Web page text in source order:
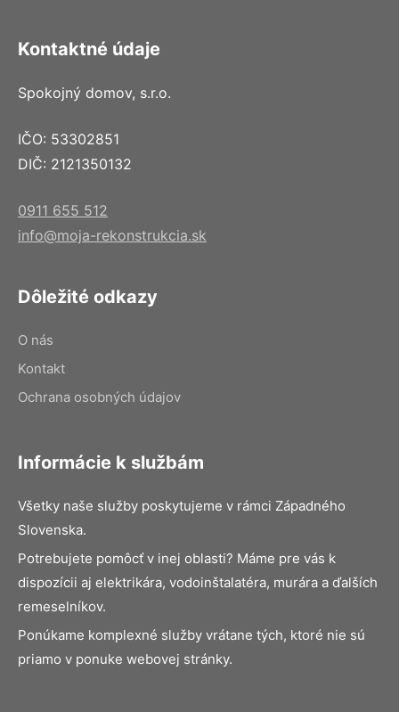
Kontaktné údaje
Spokojný domov, s.r.o.
IČO: 53302851
DIČ: 2121350132
0911 655 512
info@moja-rekonstrukcia.sk
Dôležité odkazy
O nás
Kontakt
Ochrana osobných údajov
Informácie k službám
Všetky naše služby poskytujeme v rámci Západného
Slovenska.
Potrebujete pomôcť v inej oblasti? Máme pre vás k
dispozícii aj elektrikára, vodoinštalatéra, murára a ďalších
remeselníkov.
Ponúkame komplexné služby vrátane tých, ktoré nie sú
priamo v ponuke webovej stránky.